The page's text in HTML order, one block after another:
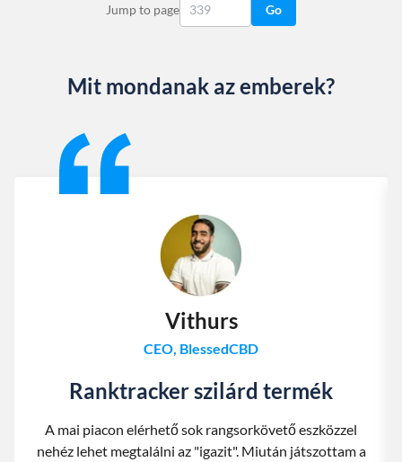
Jump to page Go
Mit mondanak az emberek?
Vithurs
CEO, BlessedCBD
Ranktracker szilárd termék
A mai piacon elérhető sok rangsorkövető eszközzel
nehéz lehet megtalálni az "igazit". Miután játszottam a